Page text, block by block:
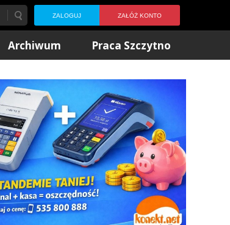
ZALOGUJ ZAŁÓŻ KONTO
Archiwum Praca Szczytno